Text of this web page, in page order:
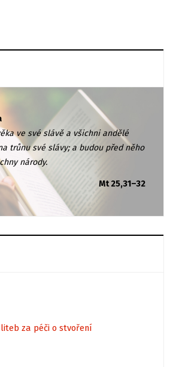
ve své slávě a všichni andělé
trůnu své slávy; a budou před něho
národy.
Mt 25,31–32
za péči o stvoření